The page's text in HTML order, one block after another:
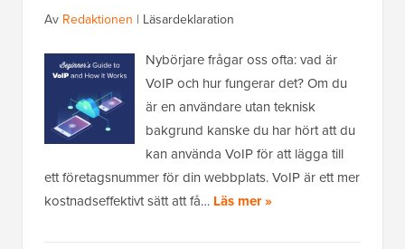
Av Redaktionen | Läsardeklaration
Nybörjare frågar oss ofta: vad är
VoIP och hur fungerar det? Om du
är en användare utan teknisk
bakgrund kanske du har hört att du
kan använda VoIP för att lägga till
ett företagsnummer för din webbplats. VoIP är ett mer
kostnadseffektivt sätt att få… Läs mer »